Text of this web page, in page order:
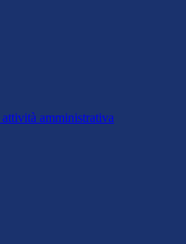
amministrativa